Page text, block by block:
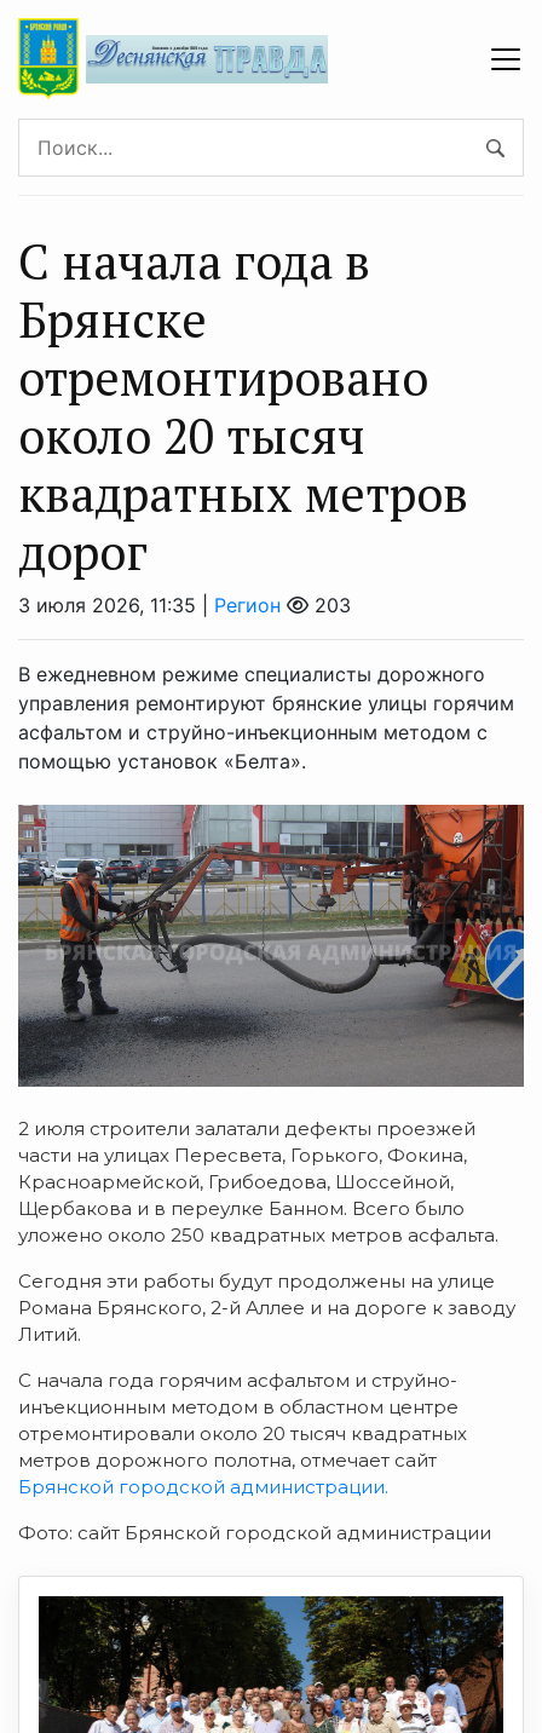
С начала года в
Брянске
отремонтировано
около 20 тысяч
квадратных метров
дорог
3 июля 2026, 11:35 | Регион 203
В ежедневном режиме специалисты дорожного
управления ремонтируют брянские улицы горячим
асфальтом и струйно-инъекционным методом с
помощью установок «Белта».
2 июля строители залатали дефекты проезжей
части на улицах Пересвета, Горького, Фокина,
Красноармейской, Грибоедова, Шоссейной,
Щербакова и в переулке Банном. Всего было
уложено около 250 квадратных метров асфальта.
Сегодня эти работы будут продолжены на улице
Романа Брянского, 2-й Аллее и на дороге к заводу
Литий.
С начала года горячим асфальтом и струйно-
инъекционным методом в областном центре
отремонтировали около 20 тысяч квадратных
метров дорожного полотна, отмечает сайт
Брянской городской администрации.
Фото: сайт Брянской городской администрации